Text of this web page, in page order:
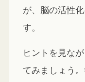
が、脳の活性
す。
ヒントを見な
てみましょう